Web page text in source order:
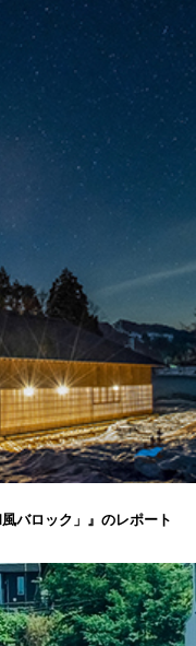
バロック」』のレポート